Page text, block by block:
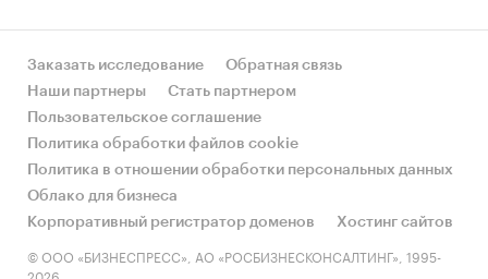
Заказать исследование
Обратная связь
Наши партнеры
Стать партнером
Пользовательское соглашение
Политика обработки файлов cookie
Политика в отношении обработки персональных данных
Облако для бизнеса
Корпоративный регистратор доменов
Хостинг сайтов
© ООО «БИЗНЕСПРЕСС», АО «РОСБИЗНЕСКОНСАЛТИНГ», 1995-